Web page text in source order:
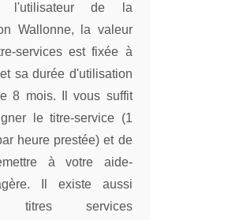
l'utilisateur de la
Wallonne, la valeur
services est fixée à
sa durée d'utilisation
8 mois. Il vous suffit
le titre-service (1
heure prestée) et de
à votre aide-
Il existe aussi
titres services